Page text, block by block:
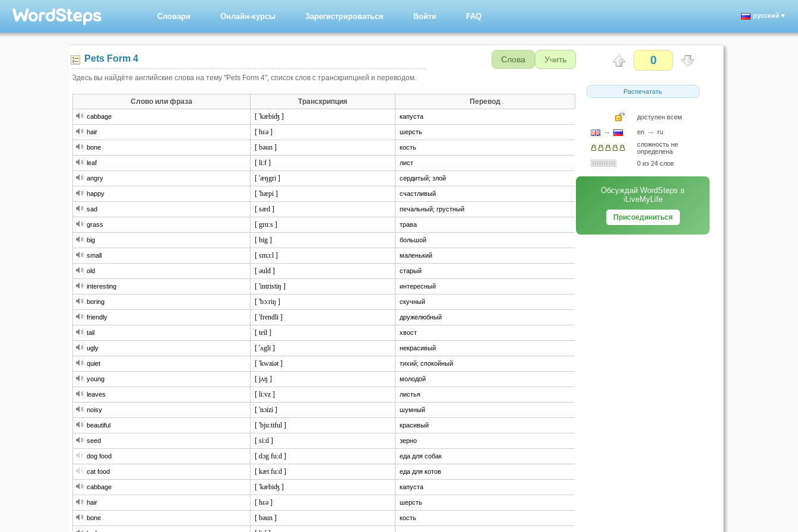
Словари Онлайн-курсы Зарегистрироваться Войти FAQ русский▼
Pets Form 4 Слова Учить
Здесь вы найдёте английские слова на тему "Pets Form 4", список слов с транскрипцией и переводом.
Слово или фраза Транскрипция Перевод
cabbage [ 'kæbiʤ ] капуста
hair [ hɛə ] шерсть
bone [ bəun ] кость
leaf [ li:f ] лист
angry [ 'æŋgri ] сердитый; злой
happy [ 'hæpi ] счастливый
sad [ sæd ] печальный; грустный
grass [ grɑ:s ] трава
big [ big ] большой
small [ smɔ:l ] маленький
old [ əuld ] старый
interesting [ 'intristiŋ ] интересный
boring [ 'bɔ:riŋ ] скучный
friendly [ 'frendli ] дружелюбный
tail [ teil ] хвост
ugly [ 'ʌgli ] некрасивый
quiet [ 'kwaiət ] тихий; спокойный
young [ jʌŋ ] молодой
leaves [ li:vz ] листья
noisy [ 'nɔizi ] шумный
beautiful [ 'bju:tiful ] красивый
seed [ si:d ] зерно
dog food [ dɔg fu:d ] еда для собак
cat food [ kæt fu:d ] еда для котов
cabbage [ 'kæbiʤ ] капуста
hair [ hɛə ] шерсть
bone [ bəun ] кость
0
Распечатать
доступен всем
→ en → ru
сложность не
определена
0 из 24 слов
Обсуждай WordSteps в
iLiveMyLife
Присоединиться